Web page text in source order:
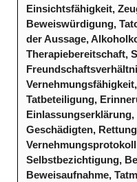
Einsichtsfähigkeit,
Beweiswürdigung,
der Aussage,
Therapiebereitschaft,
Tatbeteiligung,
Geschädigten,
Selbstbezichtigung,
Beweisaufnahme,